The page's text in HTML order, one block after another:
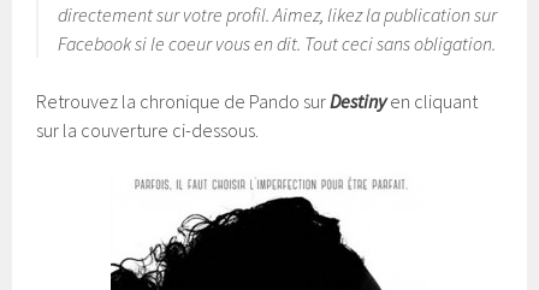
directement sur votre profil. Aimez, likez la publication sur
Facebook si le coeur vous en dit. Tout ceci sans obligation.
Retrouvez la chronique de Pando surDestinyen cliquant
sur la couverture ci-dessous.